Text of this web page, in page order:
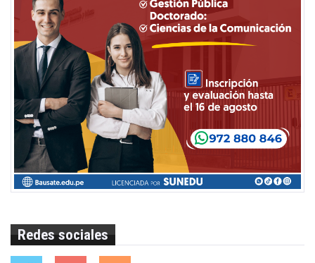
Redes sociales